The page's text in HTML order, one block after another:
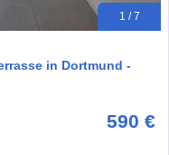
1 / 7
in Dortmund -
590 €